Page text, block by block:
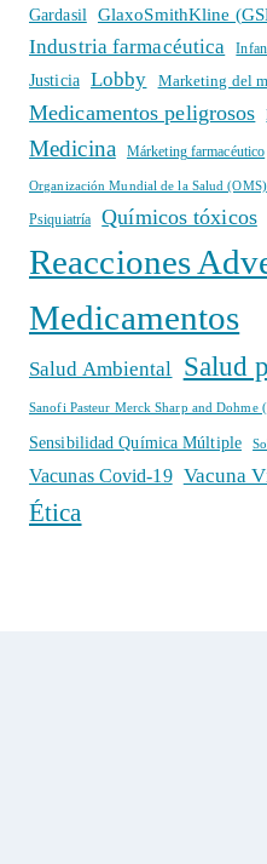
Gardasil GlaxoSmithKline
Industria farmacéutica
Justicia
Lobby Marketing del
Medicamentos peligrosos
Medicina Márketing farmacéutico
Organización Mundial de la Salud (OMS)
Psiquiatría Químicos tóxicos
Reacciones
Medicamentos
Salud Ambiental Salud
Sanofi Pasteur Merck Sharp and Dohme
Sensibilidad Química Múltiple
Vacunas Covid-19 Vacuna
Ética